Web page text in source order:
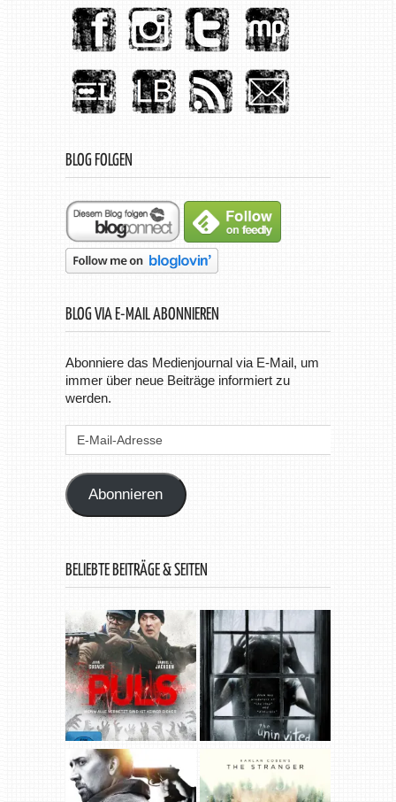
BLOG FOLGEN
BLOG VIA E-MAIL ABONNIEREN
Abonniere das Medienjournal via E-Mail, um
immer über neue Beiträge informiert zu
werden.
Abonnieren
BELIEBTE BEITRÄGE & SEITEN